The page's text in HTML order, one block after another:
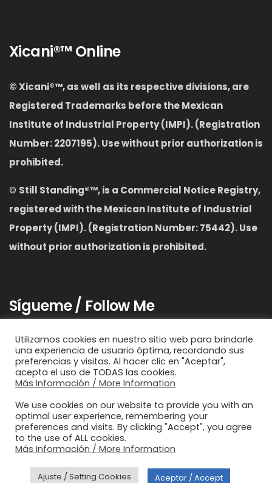
Xicani®™ Online
© Xicani®™,as well as its respective divisions, are
Registered Trademarks before the Mexican
Institute of Industrial Property (IMPI). (Registration
Number: 2207195). Use without prior authorization is
prohibited.
© Still Standing®™,is a Commercial Notice Registry,
registered with the Mexican Institute of Industrial
Property (IMPI). (Registration Number: 75442). Use
without prior authorization is prohibited.
Sígueme / Follow Me
Copyright © Xicani®™ Online Entreprises | Design
LADOBSCURO ®
Política de Privacidad
Utilizamos cookies en nuestro sitio web para brindarle
una experiencia de usuario óptima, recordando sus
preferencias y visitas. Al hacer clic en "Aceptar",
acepta el uso de TODAS las cookies.
Más Información / More Information
We use cookies on our website to provide you with an
optimal user experience, remembering your
preferences and visits. By clicking "Accept", you agree
to the use of ALL cookies.
Más Información / More Information
Ajuste / Setting Cookies Aceptar / Accept